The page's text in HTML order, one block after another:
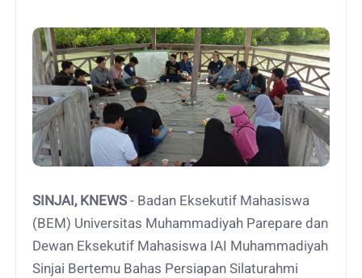
SINJAI, KNEWS - Badan Eksekutif Mahasiswa
(BEM) Universitas Muhammadiyah Parepare dan
Dewan Eksekutif Mahasiswa IAI Muhammadiyah
Sinjai Bertemu Bahas Persiapan Silaturahmi